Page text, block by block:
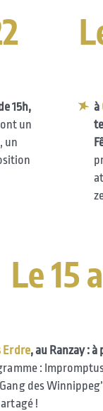
15h,
un
un
à
Le 15
Erdre, au Ranzay : à
:
des
!